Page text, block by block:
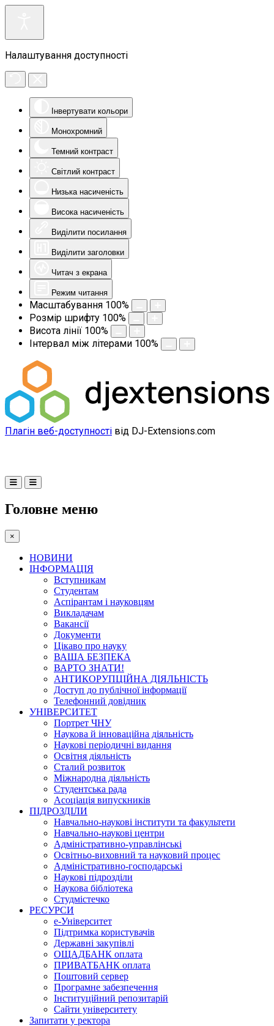
Налаштування доступності
Інвертувати кольори
Монохромний
Темний контраст
Світлий контраст
Низька насиченість
Висока насиченість
Виділити посилання
Виділити заголовки
Читач з екрана
Режим читання
Масштабування 100%
Розмір шрифту 100%
Висота лінії 100%
Інтервал між літерами 100%
Плагін веб-доступності від DJ-Extensions.com
Головне меню
×
НОВИНИ
ІНФОРМАЦІЯ
Вступникам
Студентам
Аспірантам і науковцям
Викладачам
Вакансії
Документи
Цікаво про науку
ВАША БЕЗПЕКА
ВАРТО ЗНАТИ!
АНТИКОРУПЦІЙНА ДІЯЛЬНІСТЬ
Доступ до публічної інформації
Телефонний довідник
УНІВЕРСИТЕТ
Портрет ЧНУ
Наукова й інноваційна діяльність
Наукові періодичні видання
Освітня діяльність
Сталий розвиток
Міжнародна діяльність
Студентська рада
Асоціація випускників
ПІДРОЗДІЛИ
Навчально-наукові інститути та факультети
Навчально-наукові центри
Адміністративно-управлінські
Освітньо-виховний та науковий процес
Адміністративно-господарські
Наукові підрозділи
Наукова бібліотека
Студмістечко
РЕСУРСИ
е-Університет
Підтримка користувачів
Державні закупівлі
ОЩАДБАНК оплата
ПРИВАТБАНК оплата
Поштовий сервер
Програмне забезпечення
Інституційний репозитарій
Сайти університету
Запитати у ректора